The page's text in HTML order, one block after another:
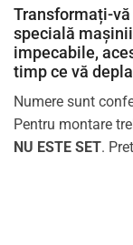
Transformați-
specială
impecabile,
timp ce vă
Numere sunt
Pentru montare
NU ESTE SET.